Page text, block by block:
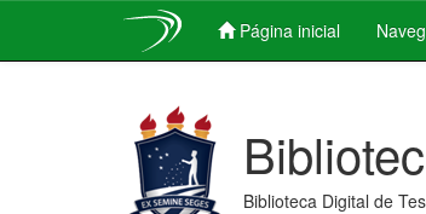
Página inicial
Biblioteca Digital de